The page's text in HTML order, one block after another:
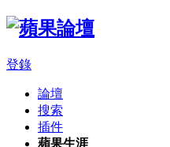
登錄
論壇
搜索
插件
蘋果生涯